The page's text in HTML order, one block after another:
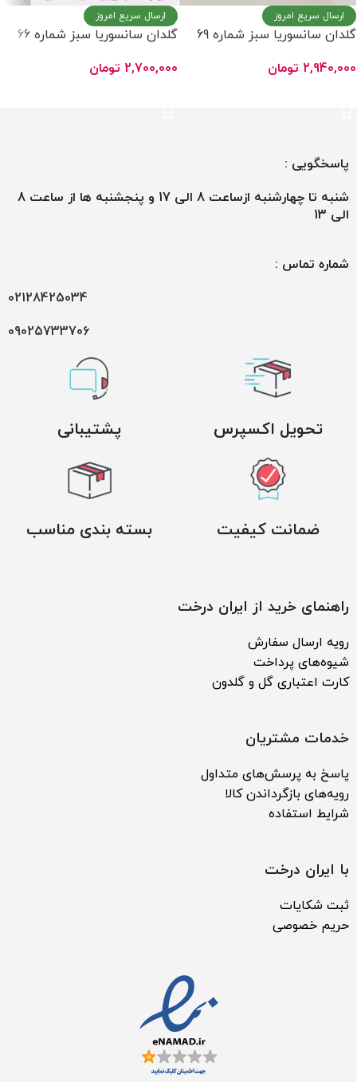
ارسال سریع امروز
گلدان سانسوریا سبز شماره 69
2,940,000 تومان
ارسال سریع امروز
گلدان سانسوریا سبز شماره 66
2,700,000 تومان
پاسخگویی :
شنبه تا چهارشنبه ازساعت 8 الی 17 و پنجشنبه ها از ساعت 8
الی 13
شماره تماس :
02128425034
09025733706
تحویل اکسپرس پشتیبانی
ضمانت کیفیت بسته بندی مناسب
راهنمای خرید از ایران درخت
رویه ارسال سفارش
شیوه‌های پرداخت
کارت اعتباری گل و گلدون
خدمات مشتریان
پاسخ به پرسش‌های متداول
رویه‌های بازگرداندن کالا
شرایط استفاده
با ایران درخت
ثبت شکایات
حریم خصوصی